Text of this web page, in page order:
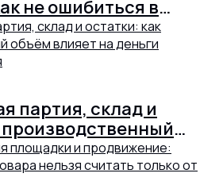
не ошибиться в
до запуска
партия, склад и
производственный
на деньги